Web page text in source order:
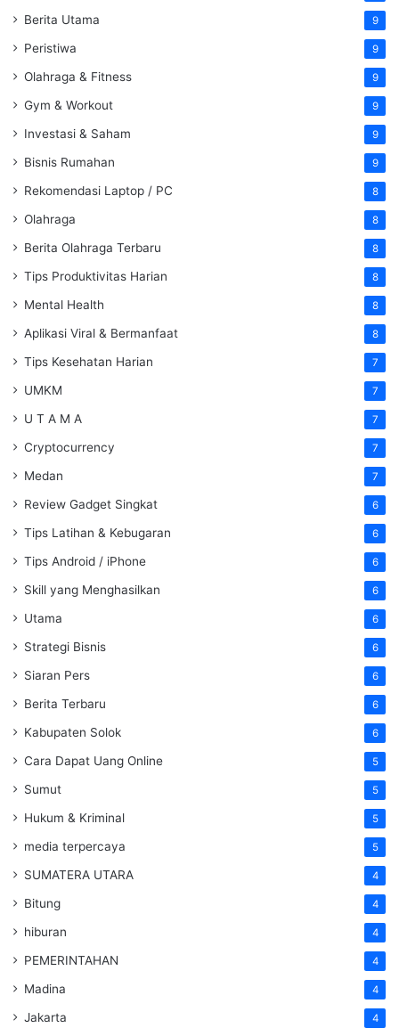
Berita Utama 9
Peristiwa 9
Olahraga & Fitness 9
Gym & Workout 9
Investasi & Saham 9
Bisnis Rumahan 9
Rekomendasi Laptop / PC 8
Olahraga 8
Berita Olahraga Terbaru 8
Tips Produktivitas Harian 8
Mental Health 8
Aplikasi Viral & Bermanfaat 8
Tips Kesehatan Harian 7
UMKM 7
U T A M A 7
Cryptocurrency 7
Medan 7
Review Gadget Singkat 6
Tips Latihan & Kebugaran 6
Tips Android / iPhone 6
Skill yang Menghasilkan 6
Utama 6
Strategi Bisnis 6
Siaran Pers 6
Berita Terbaru 6
Kabupaten Solok 6
Cara Dapat Uang Online 5
Sumut 5
Hukum & Kriminal 5
media terpercaya 5
SUMATERA UTARA 4
Bitung 4
hiburan 4
PEMERINTAHAN 4
Madina 4
Jakarta 4